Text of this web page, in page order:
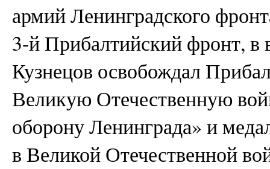
армий Ленинградского
3-й Прибалтийский фронт, в
Кузнецов освобождал
Великую Отечественную
оборону Ленинграда» и
в Великой Отечественной